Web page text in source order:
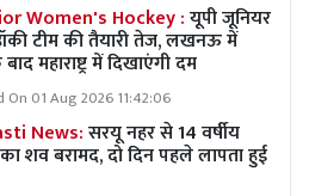
Women's Hockey :यूपी जूनियर
टीम की तैयारी तेज, लखनऊ में
महाराष्ट्र में दिखाएंगी दम
On 01 Aug 2026 11:42:06
News:सरयू नहर से 14 वर्षीय
शव बरामद, दो दिन पहले लापता हुई